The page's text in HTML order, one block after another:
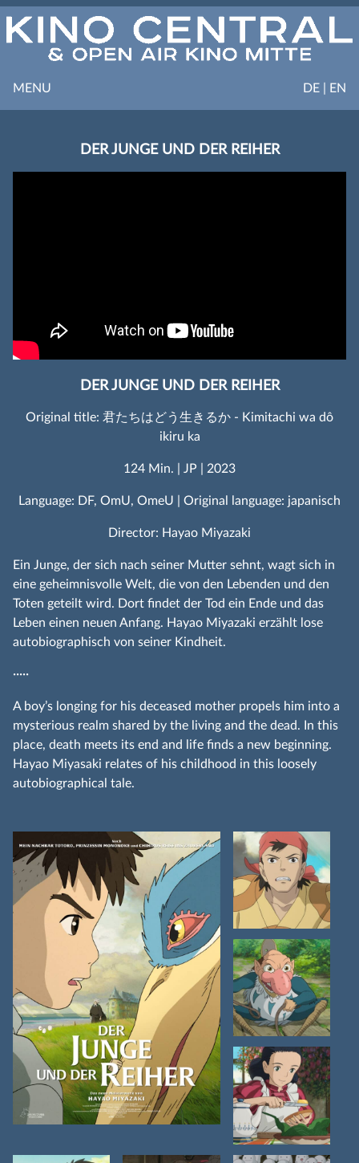
DE | EN
MENU
DER JUNGE UND DER REIHER
DER JUNGE UND DER REIHER
Original title: 君たちはどう生きるか - Kimitachi wa dô
ikiru ka
124 Min. | JP | 2023
Language: DF, OmU, OmeU | Original language: japanisch
Director: Hayao Miyazaki
Ein Junge, der sich nach seiner Mutter sehnt, wagt sich in
eine geheimnisvolle Welt, die von den Lebenden und den
Toten geteilt wird. Dort findet der Tod ein Ende und das
Leben einen neuen Anfang. Hayao Miyazaki erzählt lose
autobiographisch von seiner Kindheit.
·····
A boy’s longing for his deceased mother propels him into a
mysterious realm shared by the living and the dead. In this
place, death meets its end and life finds a new beginning.
Hayao Miyasaki relates of his childhood in this loosely
autobiographical tale.